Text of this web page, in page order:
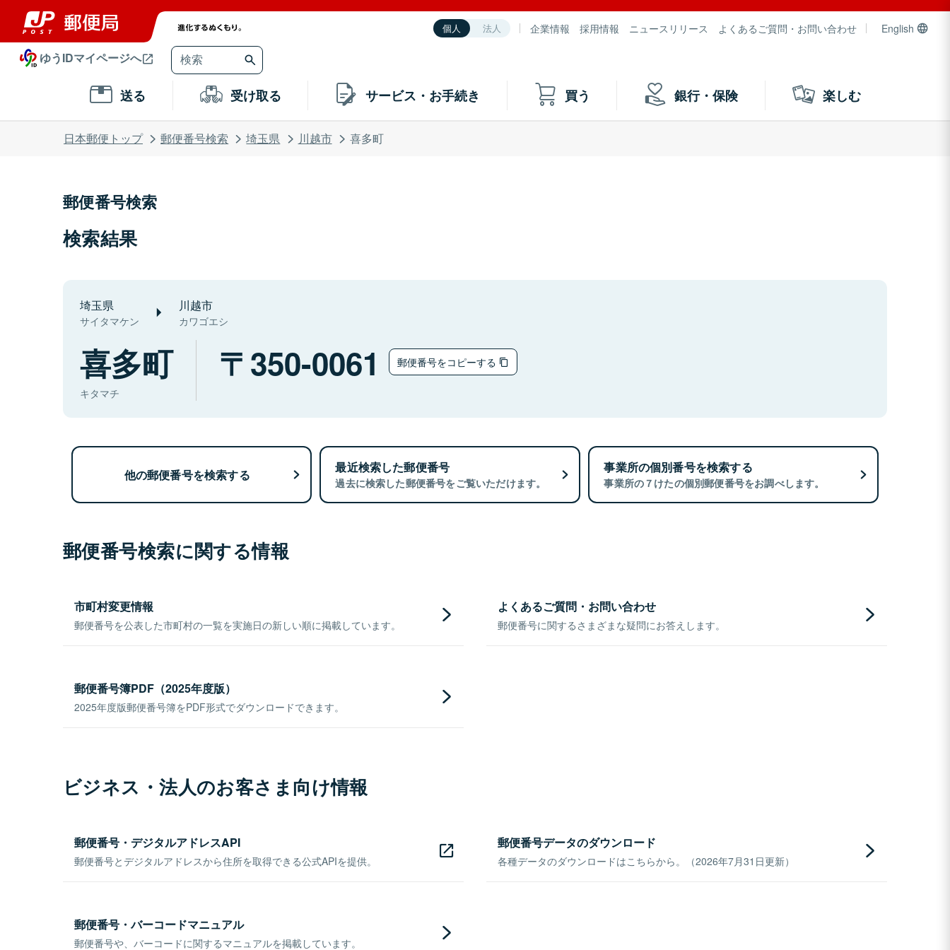
個人 法人 企業情報 採用情報 ニュースリリース よくあるご質問・お問い合わせ English
ゆうIDマイページへ
送る 受け取る サービス・お手続き 買う 銀行・保険 楽しむ
日本郵便トップ 郵便番号検索 埼玉県 川越市 喜多町
郵便番号検索
検索結果
埼玉県
サイタマケン
川越市
カワゴエシ
喜多町
キタマチ
350-0061 郵便番号をコピーする
他の郵便番号を検索する 最近検索した郵便番号
過去に検索した郵便番号をご覧いただけます。
事業所の個別番号を検索する
事業所の７けたの個別郵便番号をお調べします。
郵便番号検索に関する情報
市町村変更情報
郵便番号を公表した市町村の一覧を実施日の新しい順に掲載しています。
よくあるご質問・お問い合わせ
郵便番号に関するさまざまな疑問にお答えします。
郵便番号簿PDF（2025年度版）
2025年度版郵便番号簿をPDF形式でダウンロードできます。
ビジネス・法人のお客さま向け情報
郵便番号・デジタルアドレスAPI
郵便番号とデジタルアドレスから住所を取得できる公式APIを提供。
郵便番号データのダウンロード
各種データのダウンロードはこちらから。（2026年7月31日更新）
郵便番号・バーコードマニュアル
郵便番号や、バーコードに関するマニュアルを掲載しています。